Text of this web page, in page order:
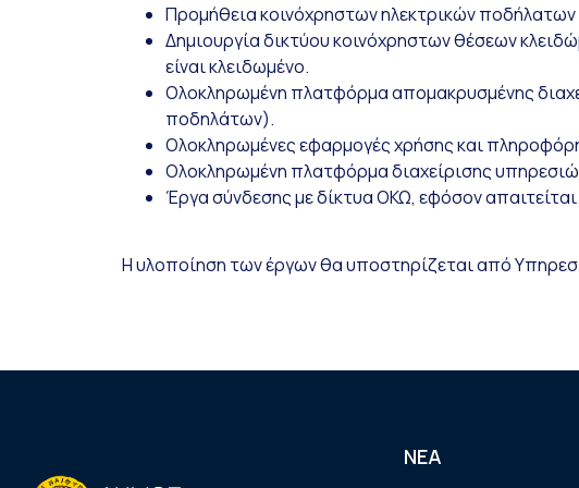
Προμήθεια κοινόχρηστων ηλεκτρικών
Δημιουργία δικτύου κοινόχρηστων θέσεων
είναι κλειδωμένο.
Ολοκληρωμένη πλατφόρμα απομακρυσμένης
ποδηλάτων).
Ολοκληρωμένες εφαρμογές χρήσης και
Ολοκληρωμένη πλατφόρμα διαχείρισης
Έργα σύνδεσης με δίκτυα ΟΚΩ, εφόσον απαιτείται.
Η υλοποίηση των έργων θα υποστηρίζεται από
ΝΕΑ